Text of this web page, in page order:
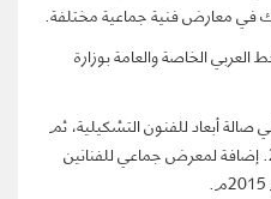
في معارض فنية جماعية مختلفة.
الخاصة والعامة بوزارة
أبعاد للفنون التشكيلية، ثم
أقام معرضًا شخصيًا فيها عام 2016. إضافة لمعرض جماعي للفنانين